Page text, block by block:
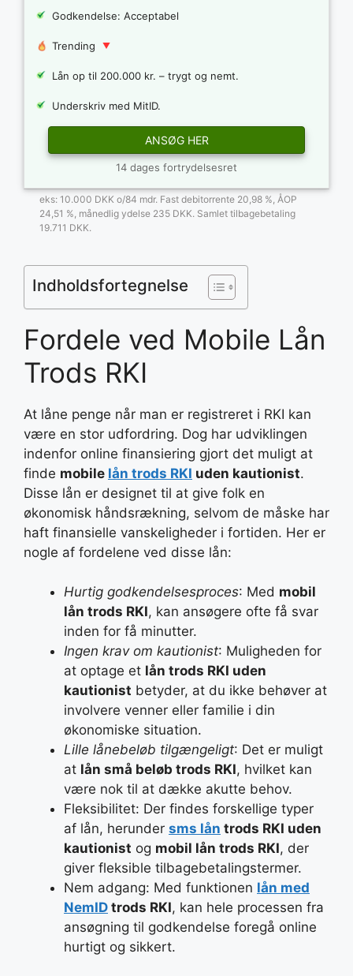
Godkendelse: Acceptabel
Trending
Lån op til 200.000 kr. – trygt og nemt.
Underskriv med MitID.
ANSØG HER
14 dages fortrydelsesret
eks: 10.000 DKK o/84 mdr. Fast debitorrente 20,98 %, ÅOP
24,51 %, månedlig ydelse 235 DKK. Samlet tilbagebetaling
19.711 DKK.
Indholdsfortegnelse
Fordele ved Mobile Lån
Trods RKI
At låne penge når man er registreret i RKI kan
være en stor udfordring. Dog har udviklingen
indenfor online finansiering gjort det muligt at
finde mobile lån trods RKI uden kautionist.
Disse lån er designet til at give folk en
økonomisk håndsrækning, selvom de måske har
haft finansielle vanskeligheder i fortiden. Her er
nogle af fordelene ved disse lån:
Hurtig godkendelsesproces: Med mobil
lån trods RKI, kan ansøgere ofte få svar
inden for få minutter.
Ingen krav om kautionist: Muligheden for
at optage et lån trods RKI uden
kautionist betyder, at du ikke behøver at
involvere venner eller familie i din
økonomiske situation.
Lille lånebeløb tilgængeligt: Det er muligt
at lån små beløb trods RKI, hvilket kan
være nok til at dække akutte behov.
Fleksibilitet: Der findes forskellige typer
af lån, herunder sms lån trods RKI uden
kautionist og mobil lån trods RKI, der
giver fleksible tilbagebetalingstermer.
Nem adgang: Med funktionen lån med
NemID trods RKI, kan hele processen fra
ansøgning til godkendelse foregå online
hurtigt og sikkert.